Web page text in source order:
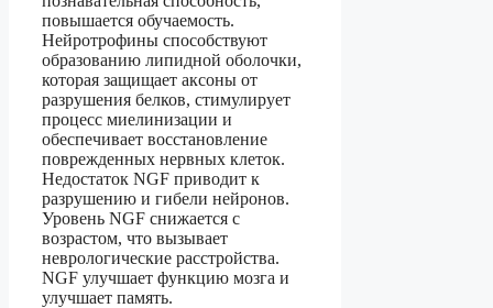
повышается обучаемость.
Нейротрофины способствуют
образованию липидной оболочки,
которая защищает аксоны от
разрушения белков, стимулирует
процесс миелинизации и
обеспечивает восстановление
поврежденных нервных клеток.
Недостаток NGF приводит к
разрушению и гибели нейронов.
Уровень NGF снижается с
возрастом, что вызывает
неврологические расстройства.
NGF улучшает функцию мозга и
улучшает память.